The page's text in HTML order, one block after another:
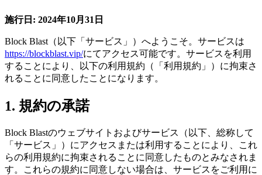
施行日: 2024年10月31日
Block Blast（以下「サービス」）へようこそ。サービスは
https://blockblast.vip/にてアクセス可能です。サービスを利用
することにより、以下の利用規約（「利用規約」）に拘束さ
れることに同意したことになります。
1. 規約の承諾
Block Blastのウェブサイトおよびサービス（以下、総称して
「サービス」）にアクセスまたは利用することにより、これ
らの利用規約に拘束されることに同意したものとみなされま
す。これらの規約に同意しない場合は、サービスをご利用に